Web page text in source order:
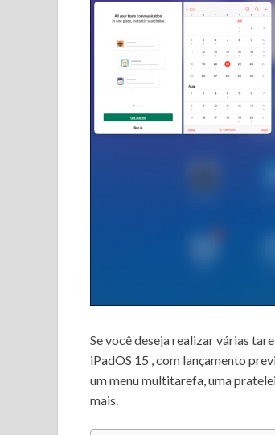
Se você deseja realizar várias
iPadOS 15 , com lançamento
um menu multitarefa, uma
mais.